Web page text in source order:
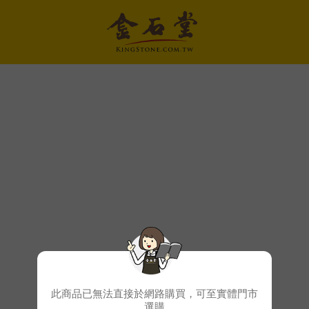
此商品已無法直接於網路購買，可至實體門市
選購